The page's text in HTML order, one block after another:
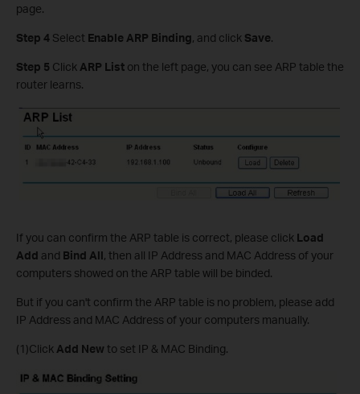
page.
Step 4 Select Enable ARP Binding, and click Save.
Step 5 Click ARP List on the left page, you can see ARP table the
router learns.
If you can confirm the ARP table is correct, please click Load
Add and Bind All, then all IP Address and MAC Address of your
computers showed on the ARP table will be binded.
But if you can't confirm the ARP table is no problem, please add
IP Address and MAC Address of your computers manually.
(1)ClickAdd New to set IP & MAC Binding.